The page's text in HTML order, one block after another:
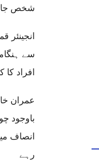
شخص
انجینئر
افراد
عمران
باوجود
انصاف
رہے